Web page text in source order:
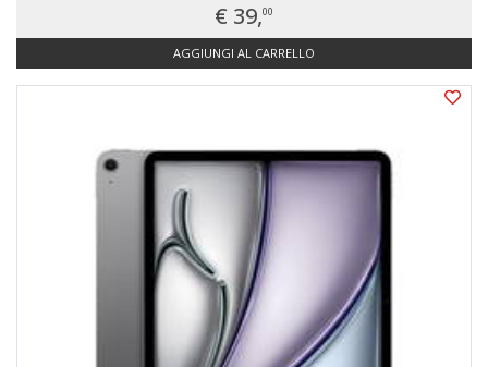
€ 39,00
AGGIUNGI AL CARRELLO